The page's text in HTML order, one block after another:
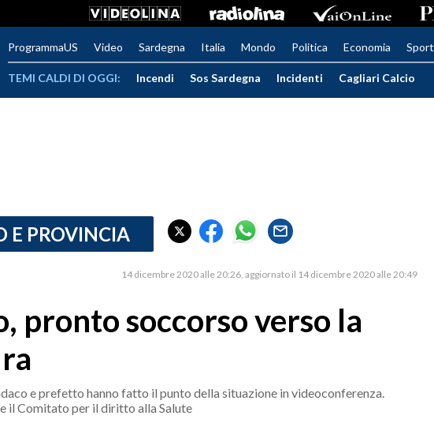
ProgrammaUS Video Sardegna Italia Mondo Politica Economia Sport
TEMI CALDI DI OGGI: Incendi Sos Sardegna Incidenti Cagliari Calcio
E PROVINCIA
14 dicembre 2020 alle 20:26 aggiornato il 14 dicembre 2020 alle 20:49
pronto soccorso verso la
e prefetto hanno fatto il punto della situazione in videoconferenza.
il Comitato per il diritto alla Salute